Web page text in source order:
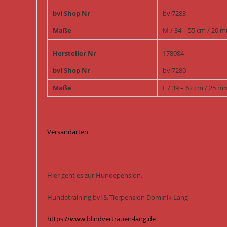
bvl Shop Nr
bvl7283
Maße
M / 34 – 55 cm / 20
Hersteller Nr
178084
bvl Shop Nr
bvl7280
Maße
L / 39 – 62 cm / 25
Versandarten
Hier geht es zur Hundepension.
Hundetraining bvl & Tierpension Dominik Lang
https://www.blindvertrauen-lang.de